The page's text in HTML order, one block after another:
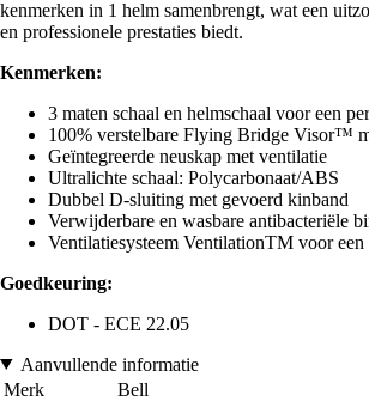
kenmerken in 1 helm samenbrengt, wat een
en professionele prestaties biedt.
Kenmerken:
3 maten schaal en helmschaal voor een
100% verstelbare Flying Bridge Visor™
Geïntegreerde neuskap met ventilatie
Ultralichte schaal: Polycarbonaat/ABS
Dubbel D-sluiting met gevoerd kinband
Verwijderbare en wasbare antibacteriële
Ventilatiesysteem VentilationTM voor
Goedkeuring:
DOT - ECE 22.05
Aanvullende informatie
Merk
Bell